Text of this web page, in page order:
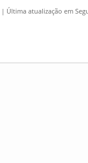
| Última atualização em